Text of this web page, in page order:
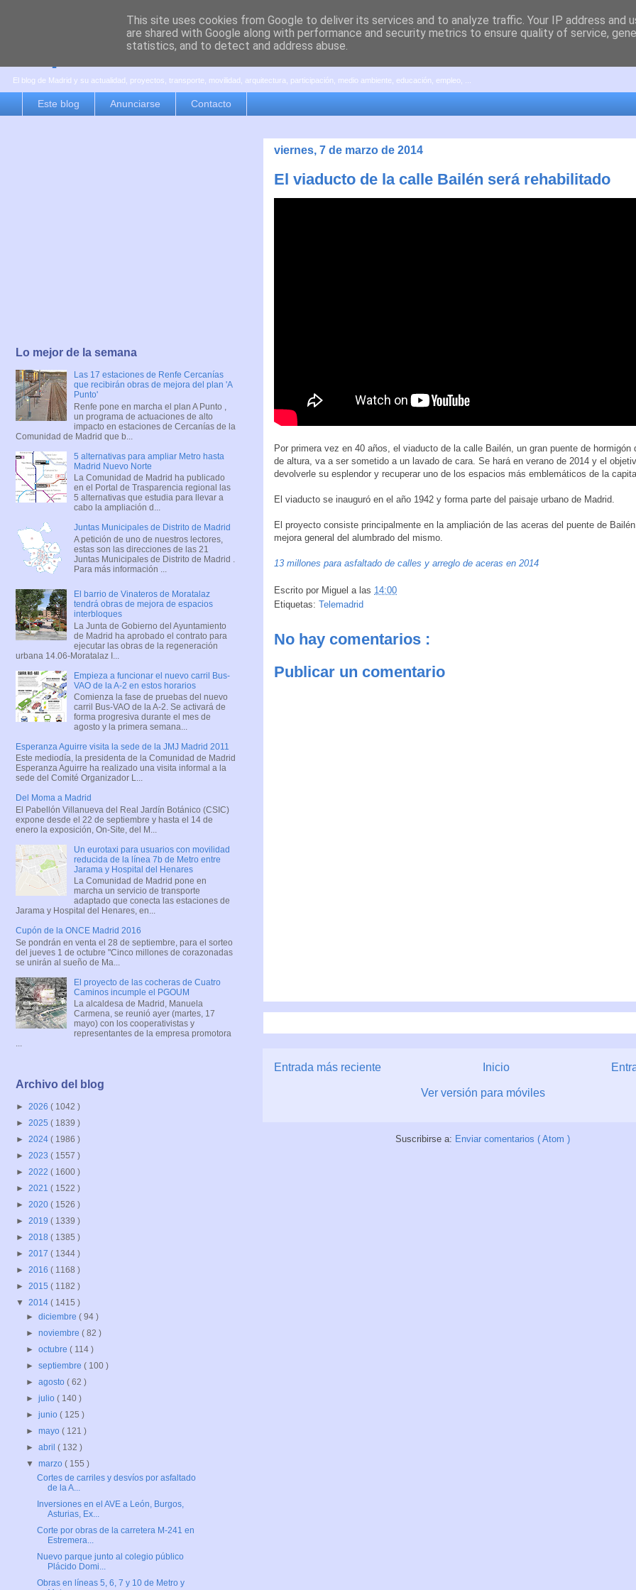
es por madrid
El blog de Madrid y su actualidad, proyectos, transporte, movilidad, arquitectura, participación, medio ambiente, educación, empleo, ...
Este blog Anunciarse Contacto
viernes, 7 de marzo de 2014
El viaducto de la calle Bailén será rehabilitado
Por primera vez en 40 años, el viaducto de la calle Bailén, un gran puente de hormigón
de altura, va a ser sometido a un lavado de cara. Se hará en verano de 2014 y el
devolverle su esplendor y recuperar uno de los espacios más emblemáticos de la
El viaducto se inauguró en el año 1942 y forma parte del paisaje urbano de Madrid.
El proyecto consiste principalmente en la ampliación de las aceras del puente de
mejora general del alumbrado del mismo.
13 millones para asfaltado de calles y arreglo de aceras en 2014
Escrito por Miguel a las 14:00
Etiquetas: Telemadrid
No hay comentarios :
Publicar un comentario
Entrada más reciente Inicio
Ver versión para móviles
Suscribirse a: Enviar comentarios ( Atom )
Lo mejor de la semana
Las 17 estaciones de Renfe Cercanías
que recibirán obras de mejora del plan 'A
Punto'
Renfe pone en marcha el plan A Punto ,
un programa de actuaciones de alto
impacto en estaciones de Cercanías de la
Comunidad de Madrid que b...
5 alternativas para ampliar Metro hasta
Madrid Nuevo Norte
La Comunidad de Madrid ha publicado
en el Portal de Trasparencia regional las
5 alternativas que estudia para llevar a
cabo la ampliación d...
Juntas Municipales de Distrito de Madrid
A petición de uno de nuestros lectores,
estas son las direcciones de las 21
Juntas Municipales de Distrito de Madrid .
Para más información ...
El barrio de Vinateros de Moratalaz
tendrá obras de mejora de espacios
interbloques
La Junta de Gobierno del Ayuntamiento
de Madrid ha aprobado el contrato para
ejecutar las obras de la regeneración
urbana 14.06-Moratalaz I...
Empieza a funcionar el nuevo carril Bus-
VAO de la A-2 en estos horarios
Comienza la fase de pruebas del nuevo
carril Bus-VAO de la A-2. Se activará de
forma progresiva durante el mes de
agosto y la primera semana...
Esperanza Aguirre visita la sede de la JMJ Madrid 2011
Este mediodía, la presidenta de la Comunidad de Madrid
Esperanza Aguirre ha realizado una visita informal a la
sede del Comité Organizador L...
Del Moma a Madrid
El Pabellón Villanueva del Real Jardín Botánico (CSIC)
expone desde el 22 de septiembre y hasta el 14 de
enero la exposición, On-Site, del M...
Un eurotaxi para usuarios con movilidad
reducida de la línea 7b de Metro entre
Jarama y Hospital del Henares
La Comunidad de Madrid pone en
marcha un servicio de transporte
adaptado que conecta las estaciones de
Jarama y Hospital del Henares, en...
Cupón de la ONCE Madrid 2016
Se pondrán en venta el 28 de septiembre, para el sorteo
del jueves 1 de octubre "Cinco millones de corazonadas
se unirán al sueño de Ma...
El proyecto de las cocheras de Cuatro
Caminos incumple el PGOUM
La alcaldesa de Madrid, Manuela
Carmena, se reunió ayer (martes, 17
mayo) con los cooperativistas y
representantes de la empresa promotora
...
Archivo del blog
► 2026 ( 1042 )
► 2025 ( 1839 )
► 2024 ( 1986 )
► 2023 ( 1557 )
► 2022 ( 1600 )
► 2021 ( 1522 )
► 2020 ( 1526 )
► 2019 ( 1339 )
► 2018 ( 1385 )
► 2017 ( 1344 )
► 2016 ( 1168 )
► 2015 ( 1182 )
▼ 2014 ( 1415 )
►diciembre( 94 )
►noviembre( 82 )
►octubre( 114 )
►septiembre( 100 )
►agosto( 62 )
►julio( 140 )
►junio( 125 )
►mayo( 121 )
►abril( 132 )
▼marzo( 155 )
Cortes de carriles y desvíos por asfaltado
de la A...
Inversiones en el AVE a León, Burgos,
Asturias, Ex...
Corte por obras de la carretera M-241 en
Estremera...
Nuevo parque junto al colegio público
Plácido Domi...
Obras en líneas 5, 6, 7 y 10 de Metro y
This site uses cookies from Google to deliver its services and to analyze traffic. Your IP address and
are shared with Google along with performance and security metrics to ensure quality of service,
statistics, and to detect and address abuse.